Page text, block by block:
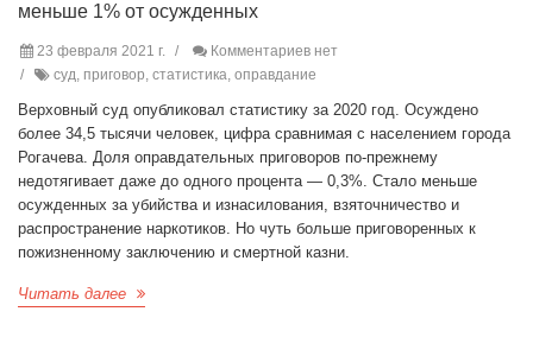
меньше 1% от осужденных
23 февраля 2021 г.
Комментариев нет
суд, приговор, статистика, оправдание
Верховный суд опубликовал статистику за 2020 год. Осуждено
более 34,5 тысячи человек, цифра сравнимая с населением города
Рогачева. Доля оправдательных приговоров по-прежнему
недотягивает даже до одного процента — 0,3%. Стало меньше
осужденных за убийства и изнасилования, взяточничество и
распространение наркотиков. Но чуть больше приговоренных к
пожизненному заключению и смертной казни.
Читать далее